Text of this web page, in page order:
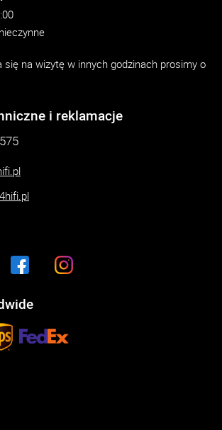
się na wizytę w innych godzinach prosimy o
i reklamacje